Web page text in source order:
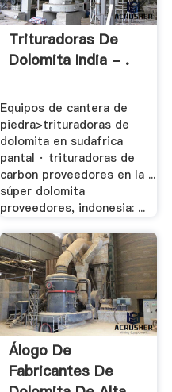
Trituradoras De
Dolomita India - .
Equipos de cantera de
piedra>trituradoras de
dolomita en sudafrica
pantal · trituradoras de
carbon proveedores en la ...
súper dolomita
proveedores, indonesia: ...
Álogo De
Fabricantes De